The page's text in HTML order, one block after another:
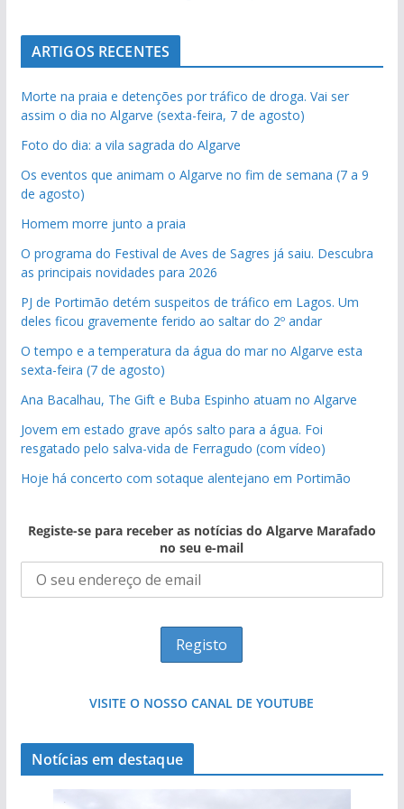
ARTIGOS RECENTES
Morte na praia e detenções por tráfico de droga. Vai ser
assim o dia no Algarve (sexta-feira, 7 de agosto)
Foto do dia: a vila sagrada do Algarve
Os eventos que animam o Algarve no fim de semana (7 a 9
de agosto)
Homem morre junto a praia
O programa do Festival de Aves de Sagres já saiu. Descubra
as principais novidades para 2026
PJ de Portimão detém suspeitos de tráfico em Lagos. Um
deles ficou gravemente ferido ao saltar do 2º andar
O tempo e a temperatura da água do mar no Algarve esta
sexta-feira (7 de agosto)
Ana Bacalhau, The Gift e Buba Espinho atuam no Algarve
Jovem em estado grave após salto para a água. Foi
resgatado pelo salva-vida de Ferragudo (com vídeo)
Hoje há concerto com sotaque alentejano em Portimão
Registe-se para receber as notícias do Algarve Marafado
no seu e-mail
VISITE O NOSSO CANAL DE YOUTUBE
Notícias em destaque